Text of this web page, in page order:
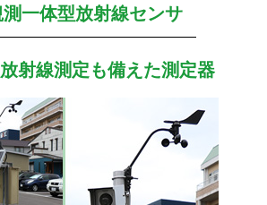
一体型放射線センサ
射線測定も備えた測定器